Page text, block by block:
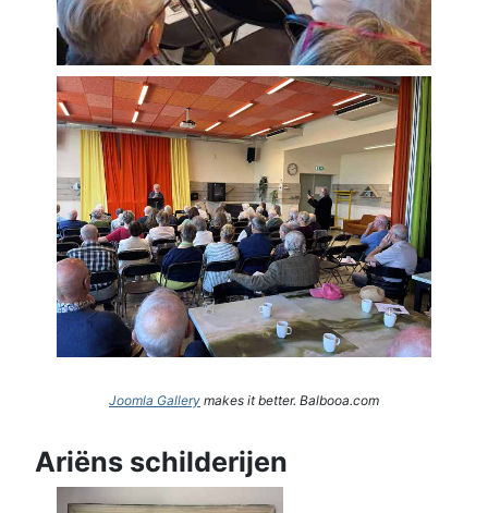
Joomla Gallery makes it better. Balbooa.com
Ariëns schilderijen